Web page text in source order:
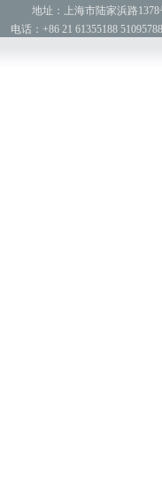
地址：上海市陆家浜路
电话：+86 21 61355188